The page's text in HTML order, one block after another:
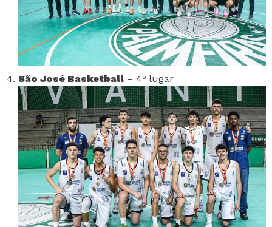
São José Basketball – 4º lugar